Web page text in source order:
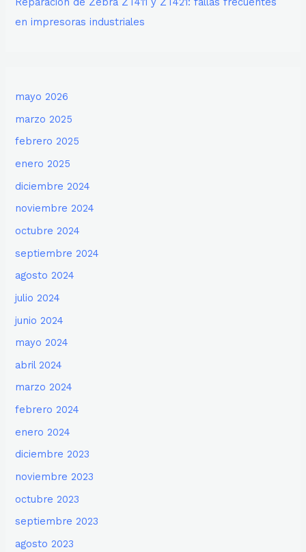
en impresoras industriales
mayo 2026
marzo 2025
febrero 2025
enero 2025
diciembre 2024
noviembre 2024
octubre 2024
septiembre 2024
agosto 2024
julio 2024
junio 2024
mayo 2024
abril 2024
marzo 2024
febrero 2024
enero 2024
diciembre 2023
noviembre 2023
octubre 2023
septiembre 2023
agosto 2023